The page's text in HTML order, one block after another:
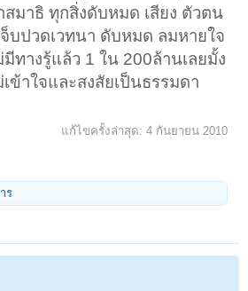
มาธิ ทุกสิ่งดับหมด เสียง ตัวตน
บปวดเวทนา ดับหมด ลมหายใจ
ทางรู้แล้ว 1 ใน 200ล้านเลยมั้ง
ข้าใจและสงสัยเป็นธรรมดา
แก้ไขครั้งล่าสุด: 4 กันยายน 2010
ร